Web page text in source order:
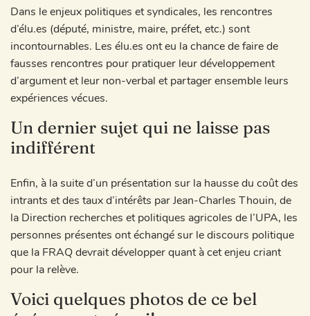
Dans le enjeux politiques et syndicales, les rencontres
d’élu.es (député, ministre, maire, préfet, etc.) sont
incontournables. Les élu.es ont eu la chance de faire de
fausses rencontres pour pratiquer leur développement
d’argument et leur non-verbal et partager ensemble leurs
expériences vécues.
Un dernier sujet qui ne laisse pas
indifférent
Enfin, à la suite d’un présentation sur la hausse du coût des
intrants et des taux d’intérêts par Jean-Charles Thouin, de
la Direction recherches et politiques agricoles de l’UPA, les
personnes présentes ont échangé sur le discours politique
que la FRAQ devrait développer quant à cet enjeu criant
pour la relève.
Voici quelques photos de ce bel